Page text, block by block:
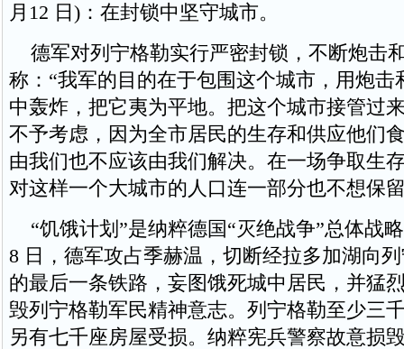
月12 日)：在封锁中坚守城市。
德军对列宁格勒实行严密封锁，不断炮击
称：“我军的目的在于包围这个城市，用炮击
中轰炸，把它夷为平地。把这个城市接管过
不予考虑，因为全市居民的生存和供应他们
由我们也不应该由我们解决。在一场争取生
对这样一个大城市的人口连一部分也不想保
“饥饿计划”是纳粹德国“灭绝战争”总体战
8 日，德军攻占季赫温，切断经拉多加湖向
的最后一条铁路，妄图饿死城中居民，并猛
毁列宁格勒军民精神意志。列宁格勒至少三
另有七千座房屋受损。纳粹宪兵警察故意损